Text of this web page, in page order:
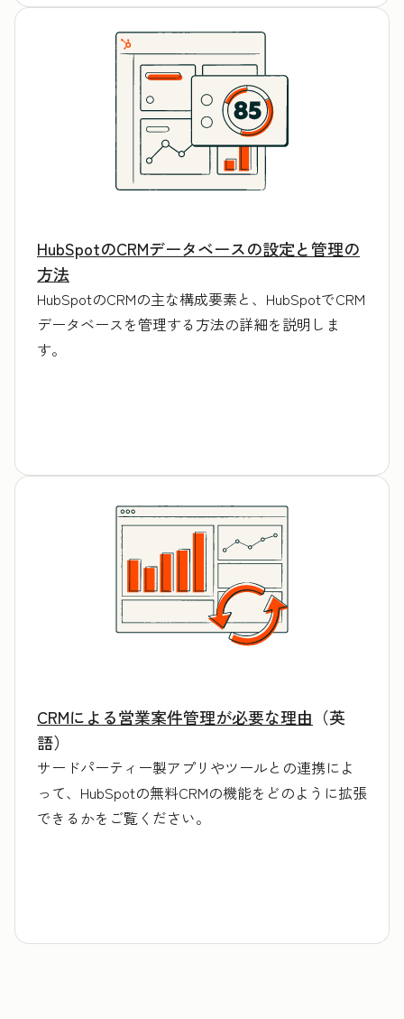
HubSpotのCRMデータベースの設定と管理の
方法
HubSpotのCRMの主な構成要素と、HubSpotでCRM
データベースを管理する方法の詳細を説明しま
す。
CRMによる営業案件管理が必要な理由 （英
語）
サードパーティー製アプリやツールとの連携によ
って、HubSpotの無料CRMの機能をどのように拡張
できるかをご覧ください。